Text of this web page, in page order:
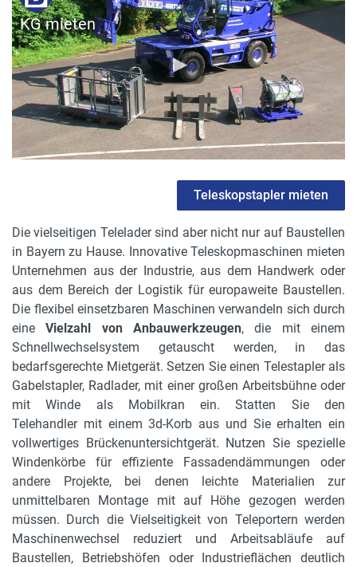
KG mieten
Teleskopstapler mieten
Die vielseitigen Telelader sind aber nicht nur auf Baustellen
in Bayern zu Hause. Innovative Teleskopmaschinen mieten
Unternehmen aus der Industrie, aus dem Handwerk oder
aus dem Bereich der Logistik für europaweite Baustellen.
Die flexibel einsetzbaren Maschinen verwandeln sich durch
eineVielzahl von Anbauwerkzeugen, die mit einem
Schnellwechselsystem getauscht werden, in das
bedarfsgerechte Mietgerät. Setzen Sie einen Telestapler als
Gabelstapler, Radlader, mit einer großen Arbeitsbühne oder
mit Winde als Mobilkran ein. Statten Sie den
Telehandler mit einem 3d-Korb aus und Sie erhalten ein
vollwertiges Brückenuntersichtgerät. Nutzen Sie spezielle
Windenkörbe für effiziente Fassadendämmungen oder
andere Projekte, bei denen leichte Materialien zur
unmittelbaren Montage mit auf Höhe gezogen werden
müssen. Durch die Vielseitigkeit von Teleportern werden
Maschinenwechsel reduziert und Arbeitsabläufe auf
Baustellen, Betriebshöfen oder Industrieflächen deutlich